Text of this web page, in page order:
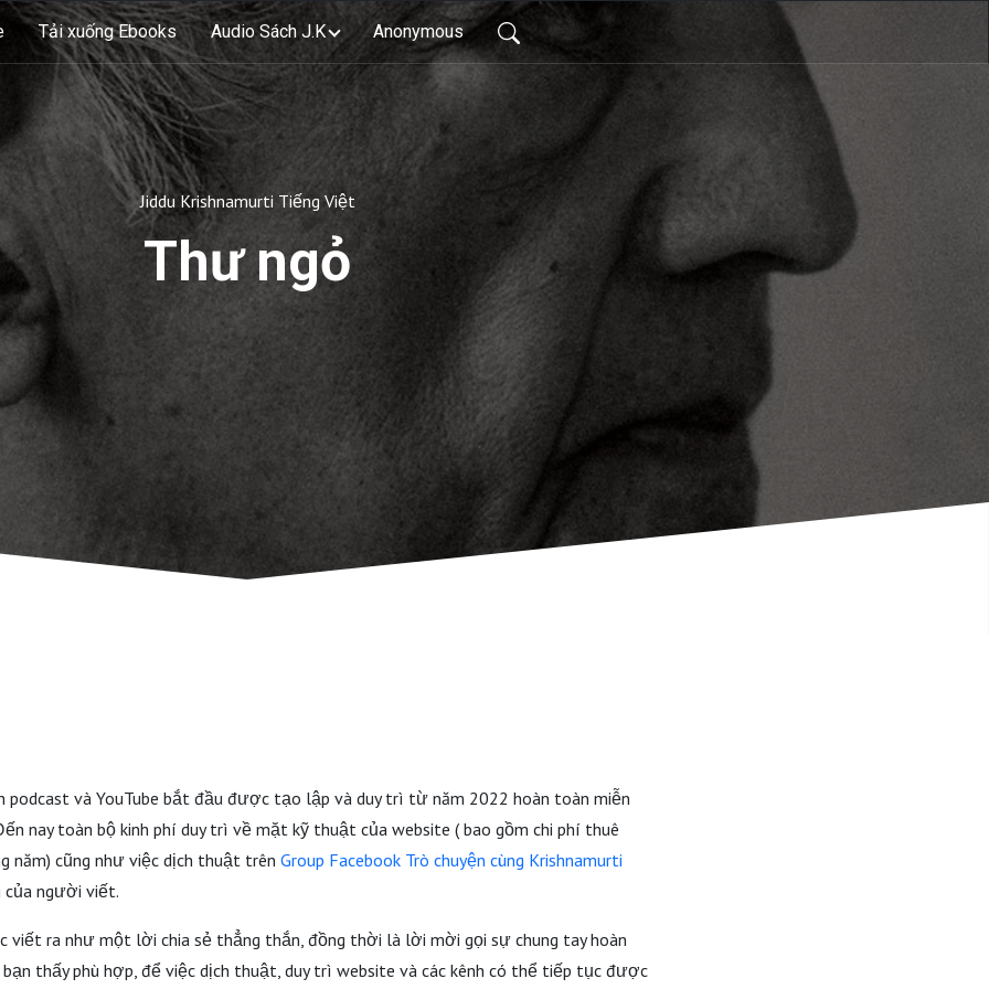
Tải xuống Ebooks Audio Sách J.K Anonymous
Jiddu Krishnamurti Tiếng Việt
Thư ngỏ
podcast và YouTube bắt đầu được tạo lập và duy trì từ năm 2022 hoàn toàn miễn
nay toàn bộ kinh phí duy trì về mặt kỹ thuật của website ( bao gồm chi phí thuê
năm) cũng như việc dịch thuật trên Group Facebook Trò chuyện cùng Krishnamurti
của người viết.
viết ra như một lời chia sẻ thẳng thắn, đồng thời là lời mời gọi sự chung tay hoàn
thấy phù hợp, để việc dịch thuật, duy trì website và các kênh có thể tiếp tục được